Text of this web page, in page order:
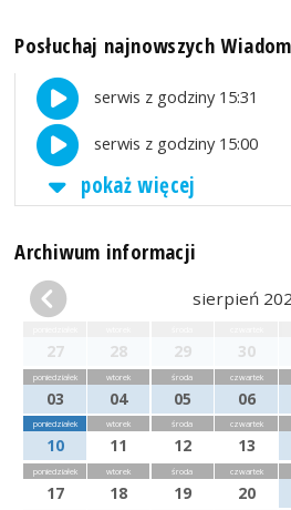
Posłuchaj najnowszych
serwis z godziny 15:31
serwis z godziny 15:00
pokaż więcej
Archiwum informacji
sierpień
27 28 29 30
poniedziałek
03
wtorek
04
środa
05
czwartek
06
poniedziałek
10
wtorek
11
środa
12
czwartek
13
poniedziałek
17
wtorek
18
środa
19
czwartek
20